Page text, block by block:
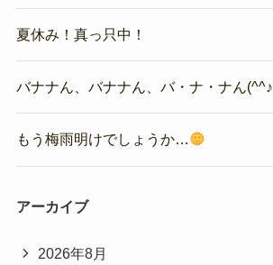
夏休み！真っ只中！
バナナん、バナナん、バ・ナ・ナん(^^♪
もう梅雨明けでしょうか…
アーカイブ
2026年8月